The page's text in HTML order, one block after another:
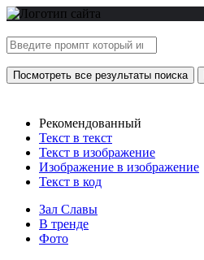
Посмотреть все результаты поиска
Рекомендованный
Текст в текст
Текст в изображение
Изображение в изображение
Текст в код
Зал Славы
В тренде
Фото